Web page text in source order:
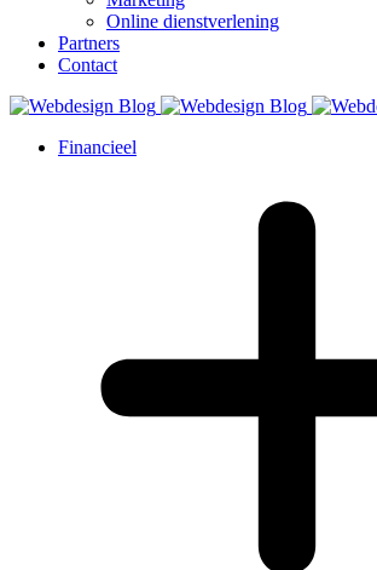
Online dienstverlening
Partners
Contact
Financieel